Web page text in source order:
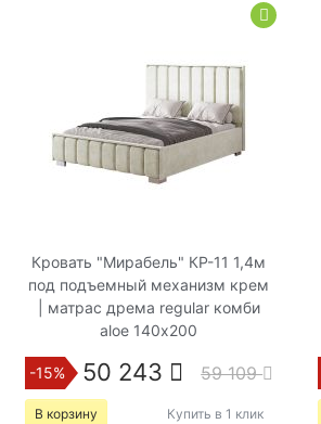
Кровать "Мирабель" КР-11 1,4м
под подъемный механизм крем
| матрас дрема regular комби
aloe 140х200
-15% 50 243 59 109
В корзину Купить в 1 клик